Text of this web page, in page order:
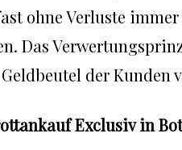
ohne Verluste
Das
der Kunden
Exclusiv in